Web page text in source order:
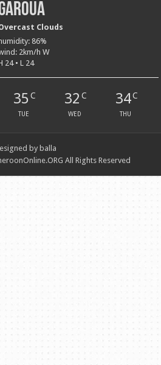
Clouds
humidity: 86%
2km/h W
24 • L 24
35 C
TUE
32 C
WED
34C
THU
by balla
All Rights Reserved